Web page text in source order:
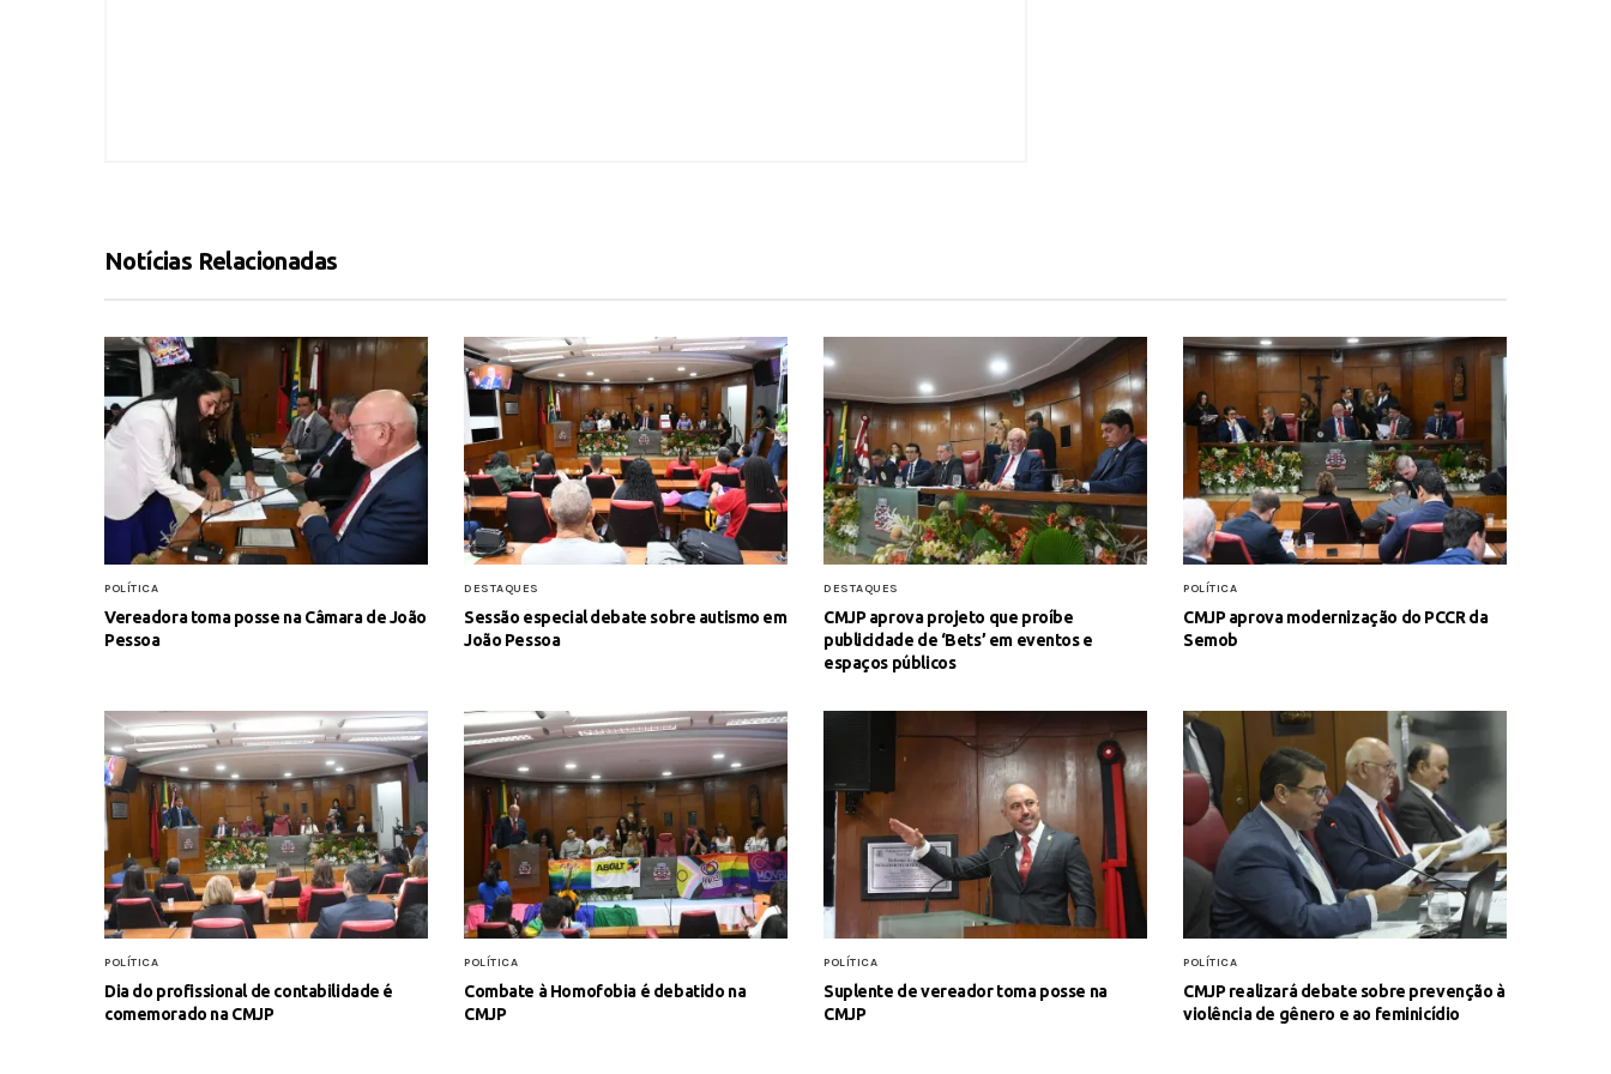
Notícias Relacionadas
POLÍTICA
Vereadora toma posse na Câmara de João
Pessoa
DESTAQUES
Sessão especial debate sobre autismo em
João Pessoa
DESTAQUES
CMJP aprova projeto que proíbe
publicidade de ‘Bets’ em eventos e
espaços públicos
POLÍTICA
CMJP aprova modernização do PCCR da
Semob
POLÍTICA
Dia do profissional de contabilidade é
comemorado na CMJP
POLÍTICA
Combate à Homofobia é debatido na
CMJP
POLÍTICA
Suplente de vereador toma posse na
CMJP
POLÍTICA
CMJP realizará debate sobre prevenção à
violência de gênero e ao feminicídio